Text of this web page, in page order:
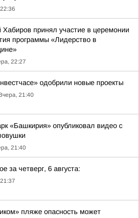
Хабиров принял участие в церемонии
программы «Лидерство в
22:27
одобрили новые проекты
21:40
«Башкирия» опубликовал видео с
21:40
за четверг, 6 августа:
пляже опасность может